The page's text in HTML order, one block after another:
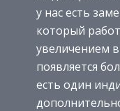
у нас есть
который
увеличением
появляется
есть один